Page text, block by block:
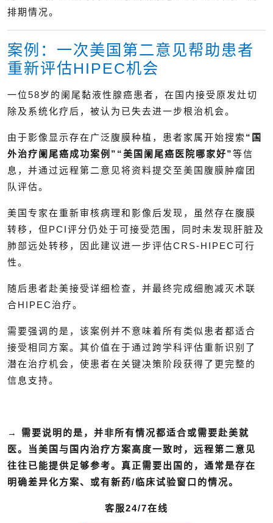
排期情况。
案例：一次美国第二意见帮助患者
重新评估HIPEC机会
一位58岁的阑尾黏液性腺癌患者，在国内接受原发灶切
除及系统化疗后，被认为已失去进一步根治机会。
由于影像显示存在广泛腹膜种植，患者家属开始搜索 “国
外治疗阑尾癌成功案例”“美国阑尾癌医院哪家好”等信
息，并通过远程第二意见将资料提交至美国腹膜肿瘤团
队评估。
美国专家在重新审核病理和影像后发现，虽然存在腹膜
转移，但PCI评分仍处于可接受范围，同时未发现肝脏及
肺部远处转移，因此建议进一步评估CRS-HIPEC可行
性。
随后患者赴美接受详细检查，并最终完成细胞减灭术联
合HIPEC治疗。
需要强调的是，该案例并不意味着所有类似患者都适合
接受相同方案。其价值在于通过跨学科评估重新识别了
潜在治疗机会，使患者在关键决策阶段获得了更完整的
信息支持。
→ 需要说明的是，并非所有情况都适合或需要赴美就
医。当美国与国内治疗方案高度一致时，远程第二意见
往往已能提供足够参考。真正需要出国的，通常是存在
明确差异化方案、或有新药/临床试验窗口的情况。
客服24/7在线